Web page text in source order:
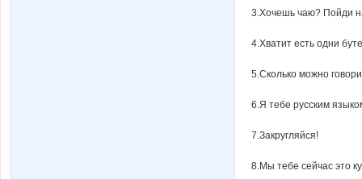
3.Хочешь чаю? Пойди
4.Хватит есть одни
5.Сколько можно
6.Я тебе русским
7.Закругляйся!
8.Мы тебе сейчас это